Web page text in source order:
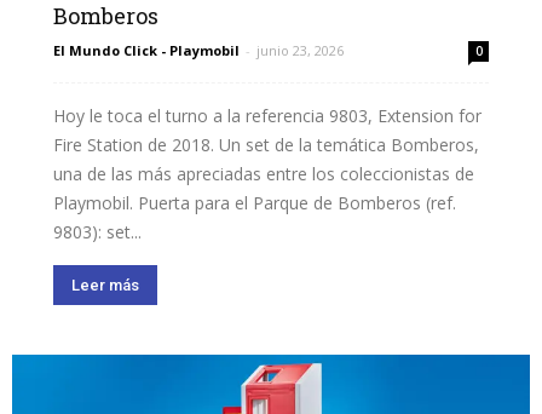
Bomberos
El Mundo Click - Playmobil - junio 23, 2026 0
Hoy le toca el turno a la referencia 9803, Extension for
Fire Station de 2018. Un set de la temática Bomberos,
una de las más apreciadas entre los coleccionistas de
Playmobil. Puerta para el Parque de Bomberos (ref.
9803): set...
Leer más